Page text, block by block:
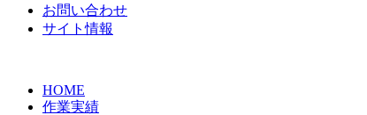
お問い合わせ
サイト情報
HOME
作業実績